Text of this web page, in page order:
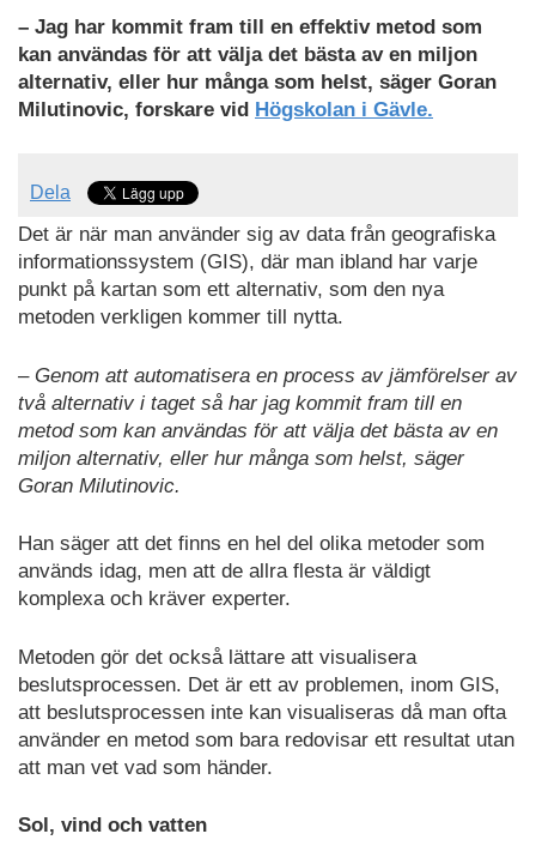
– Jag har kommit fram till en effektiv metod som
kan användas för att välja det bästa av en miljon
alternativ, eller hur många som helst, säger Goran
Milutinovic, forskare vid Högskolan i Gävle.
Dela
Det är när man använder sig av data från geografiska
informationssystem (GIS), där man ibland har varje
punkt på kartan som ett alternativ, som den nya
metoden verkligen kommer till nytta.
– Genom att automatisera en process av jämförelser av
två alternativ i taget så har jag kommit fram till en
metod som kan användas för att välja det bästa av en
miljon alternativ, eller hur många som helst, säger
Goran Milutinovic.
Han säger att det finns en hel del olika metoder som
används idag, men att de allra flesta är väldigt
komplexa och kräver experter.
Metoden gör det också lättare att visualisera
beslutsprocessen. Det är ett av problemen, inom GIS,
att beslutsprocessen inte kan visualiseras då man ofta
använder en metod som bara redovisar ett resultat utan
att man vet vad som händer.
Sol, vind och vatten